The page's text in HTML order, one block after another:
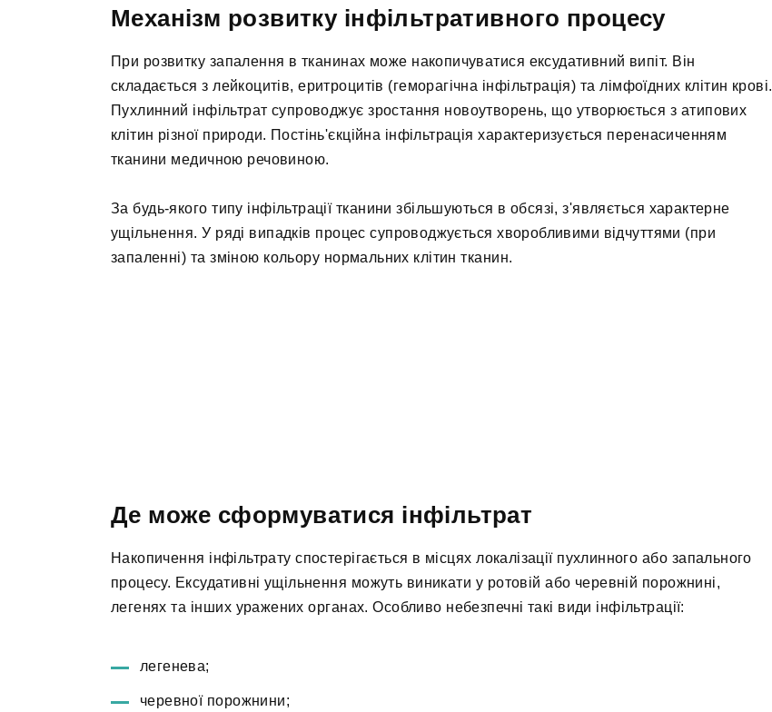
Механізм розвитку інфільтративного процесу
При розвитку запалення в тканинах може накопичуватися ексудативний випіт. Він
складається з лейкоцитів, еритроцитів (геморагічна інфільтрація) та лімфоїдних клітин крові.
Пухлинний інфільтрат супроводжує зростання новоутворень, що утворюється з атипових
клітин різної природи. Постінь'єкційна інфільтрація характеризується перенасиченням
тканини медичною речовиною.
За будь-якого типу інфільтрації тканини збільшуються в обсязі, з'являється характерне
ущільнення. У ряді випадків процес супроводжується хворобливими відчуттями (при
запаленні) та зміною кольору нормальних клітин тканин.
Де може сформуватися інфільтрат
Накопичення інфільтрату спостерігається в місцях локалізації пухлинного або запального
процесу. Ексудативні ущільнення можуть виникати у ротовій або черевній порожнині,
легенях та інших уражених органах. Особливо небезпечні такі види інфільтрації:
легенева;
черевної порожнини;